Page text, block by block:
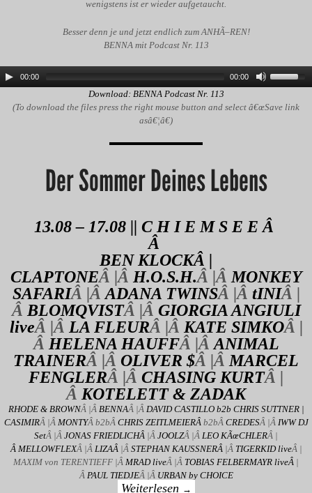
wenigstens ist er wieder aufgetaucht.
Besser denn je und jetzt endlich zum ANHÃ–REN!
BENNA mit Podcast Nr. 113
00:00 00:00
Download: BENNA Podcast Nr. 113
(To download the files press the right mouse button and select â€œSave link
asâ€¦â€)
Der Sommer Deines Lebens
13.08 – 17.08 || C H I E M S E E Â
Â
BEN KLOCKÂ |
CLAPTONEÂ |Â H.O.S.H.Â |Â MONKEY
SAFARIÂ |Â ADANA TWINSÂ |Â tINIÂ |
Â BLOMQVISTÂ |Â GIORGIA ANGIULI
liveÂ |Â LA FLEURÂ |Â KATE SIMKOÂ |
Â HELENA HAUFFÂ |Â ANIMAL
TRAINERÂ |Â OLIVER $Â |Â MARCEL
FENGLERÂ |Â CHASING KURTÂ |
Â KOTELETT & ZADAK
RHODE & BROWNÂ |Â BENNAÂ |Â DAVID CASTILLO b2b CHRIS SUTTNER |
CASIMIRÂ |Â MONTYÂ b2bÂ CHRIS ZEITLMEIERÂ b2bÂ CREDESÂ |Â IWW DJ
SetÂ |Â JONAS FRIEDLICHÂ |Â JOOLZÂ |Â LEO KÃœCHLERÂ |
Â MELLOWFLEXÂ |Â LIZAÂ |Â STEPHAN KAUSSNERÂ |Â TIGERKID liveÂ |
MAXIM von TERENTIEFF |Â MRAD liveÂ |Â TOBIAS FELBERMAYR liveÂ |
Â PAUL TIEDJEÂ |Â URBAN by CHOICE
Weiterlesen →